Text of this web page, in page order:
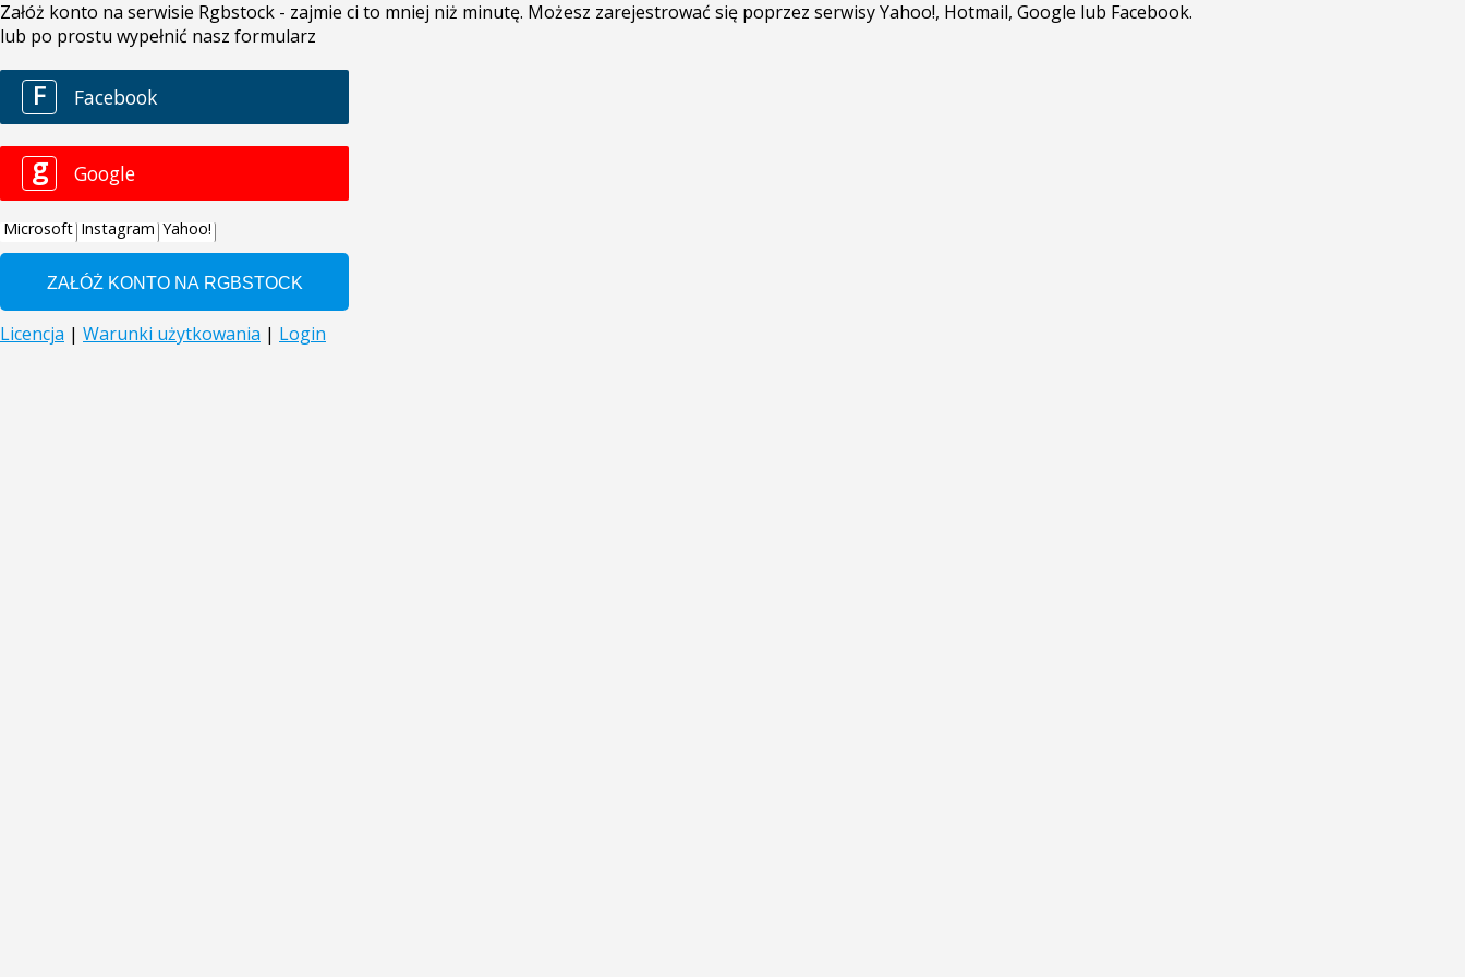
Załóż konto na serwisie Rgbstock - zajmie ci to mniej niż minutę. Możesz zarejestrować się poprzez serwisy Yahoo!, Hotmail, Google lub Facebook.
lub po prostu wypełnić nasz formularz
F Facebook
g Google
Microsoft Instagram Yahoo!
Licencja | Warunki użytkowania | Login